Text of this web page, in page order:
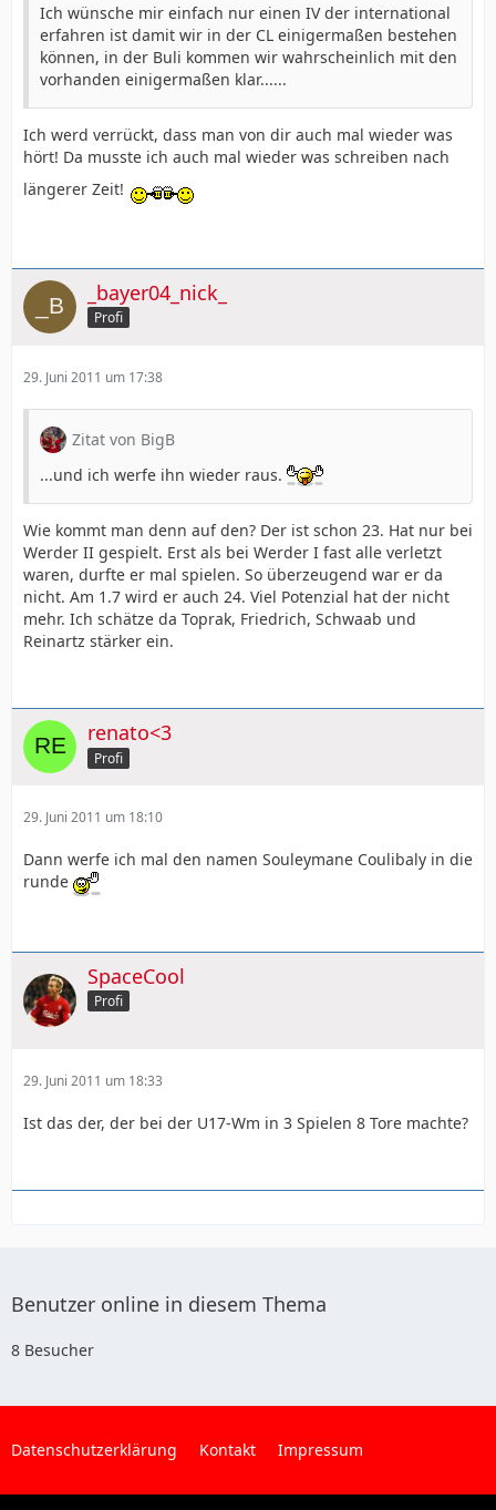
Ich wünsche mir einfach nur einen IV der international
erfahren ist damit wir in der CL einigermaßen bestehen
können, in der Buli kommen wir wahrscheinlich mit den
vorhanden einigermaßen klar......
Ich werd verrückt, dass man von dir auch mal wieder was
hört! Da musste ich auch mal wieder was schreiben nach
längerer Zeit!
_bayer04_nick_
Profi
29. Juni 2011 um 17:38
Zitat von BigB
...und ich werfe ihn wieder raus.
Wie kommt man denn auf den? Der ist schon 23. Hat nur bei
Werder II gespielt. Erst als bei Werder I fast alle verletzt
waren, durfte er mal spielen. So überzeugend war er da
nicht. Am 1.7 wird er auch 24. Viel Potenzial hat der nicht
mehr. Ich schätze da Toprak, Friedrich, Schwaab und
Reinartz stärker ein.
renato<3
Profi
29. Juni 2011 um 18:10
Dann werfe ich mal den namen Souleymane Coulibaly in die
runde
SpaceCool
Profi
29. Juni 2011 um 18:33
Ist das der, der bei der U17-Wm in 3 Spielen 8 Tore machte?
Benutzer online in diesem Thema
8 Besucher
Datenschutzerklärung Kontakt Impressum